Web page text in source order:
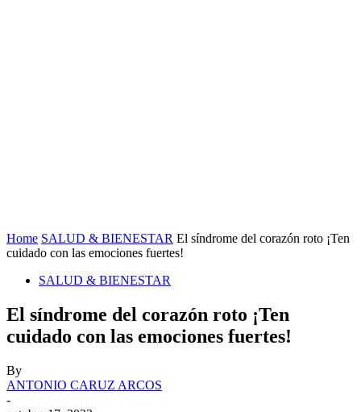
Home SALUD & BIENESTAR El síndrome del corazón roto ¡Ten
cuidado con las emociones fuertes!
SALUD & BIENESTAR
El síndrome del corazón roto ¡Ten
cuidado con las emociones fuertes!
By
ANTONIO CARUZ ARCOS
-